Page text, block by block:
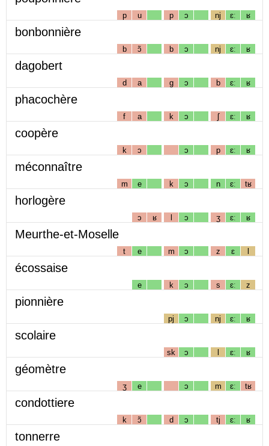
p u p ɔ nj ɛː ʁ
bonbonnière
b ɔ̃ b ɔ nj ɛː ʁ
dagobert
d a g ɔ b ɛː ʁ
phacochère
f a k ɔ ʃ ɛː ʁ
coopère
k ɔ ɔ p ɛː ʁ
méconnaître
m e k ɔ n ɛː tʁ
horlogère
ɔ ʁ l ɔ ʒ ɛː ʁ
Meurthe-et-Moselle
t e m ɔ z ɛ l
écossaise
e k ɔ s ɛː z
pionnière
pj ɔ nj ɛː ʁ
scolaire
sk ɔ l ɛː ʁ
géomètre
ʒ e ɔ m ɛː tʁ
condottiere
k ɔ̃ d ɔ tj ɛː ʁ
tonnerre